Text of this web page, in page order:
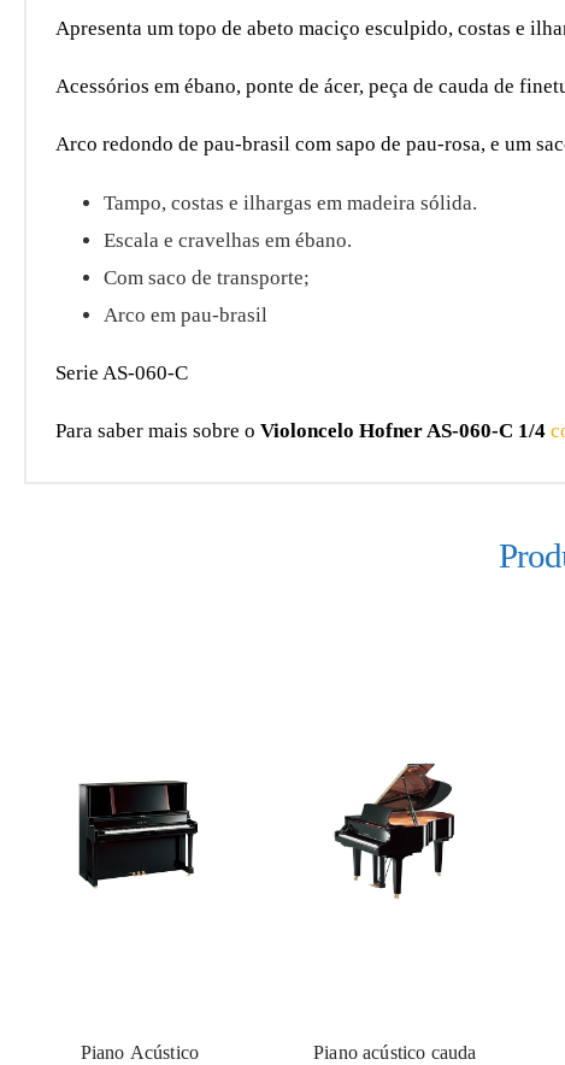
Apresenta um topo de abeto maciço esculpido, costas e
Acessórios em ébano, ponte de ácer, peça de cauda de
Arco redondo de pau-brasil com sapo de pau-rosa, e um
Tampo, costas e ilhargas em madeira sólida.
Escala e cravelhas em ébano.
Com saco de transporte;
Arco em pau-brasil
Serie AS-060-C
Para saber mais sobre oVioloncelo Hofner AS-060-C 1/4
Piano Acústico
Piano acústico cauda